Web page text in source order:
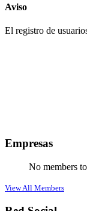
Aviso
El registro de
Empresas
No members
View All Members